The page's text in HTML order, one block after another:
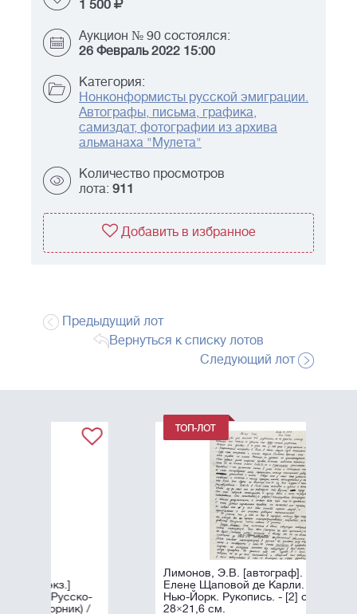
1 500
Аукцион № 90 состоялся:
26 Февраль 2022 15:00
Категория:
Нонконформисты русской эмиграции.
Автографы, письма, графика,
самиздат, фотографии из архива
альманаха "Мулета"
Количество просмотров
лота: 911
Добавить в избранное
Предыдущий лот
Вернуться к списку лотов
Следующий лот
Лимонов, Э.В. [автограф]. Письмо к
Елене Щаповой де Карли. 1980.
Нью-Йорк. Рукопись. - [2] с.;
28×21,6 см.